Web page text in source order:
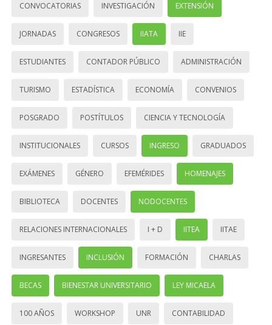
CONVOCATORIAS INVESTIGACIÓN EXTENSIÓN
JORNADAS CONGRESOS IIATA IIE
ESTUDIANTES CONTADOR PÚBLICO ADMINISTRACIÓN
TURISMO ESTADÍSTICA ECONOMÍA CONVENIOS
POSGRADO POSTÍTULOS CIENCIA Y TECNOLOGÍA
INSTITUCIONALES CURSOS INGRESO GRADUADOS
EXÁMENES GÉNERO EFEMÉRIDES HOMENAJES
BIBLIOTECA DOCENTES NODOCENTES
RELACIONES INTERNACIONALES I + D IITEA IITAE
INGRESANTES INCLUSIÓN FORMACIÓN CHARLAS
BECAS BIENESTAR UNIVERSITARIO LEY MICAELA
100 AÑOS WORKSHOP UNR CONTABILIDAD